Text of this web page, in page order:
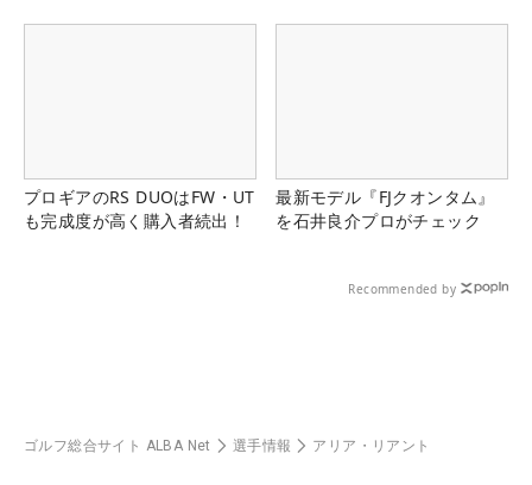
プロギアのRS DUOはFW・UT
も完成度が高く購入者続出！
最新モデル『FJクオンタム』
を石井良介プロがチェック
Recommended by
ゴルフ総合サイト ALBA Net 選手情報 アリア・リアント